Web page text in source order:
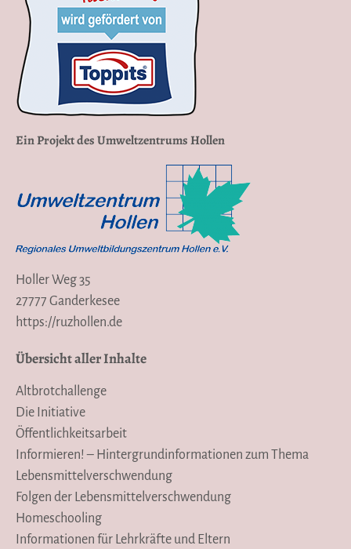
Ein Projekt des Umweltzentrums Hollen
Holler Weg 35
27777 Ganderkesee
https://ruzhollen.de
Übersicht aller Inhalte
Altbrotchallenge
Die Initiative
Öffentlichkeitsarbeit
Informieren! – Hintergrundinformationen zum Thema
Lebensmittelverschwendung
Folgen der Lebensmittelverschwendung
Homeschooling
Informationen für Lehrkräfte und Eltern